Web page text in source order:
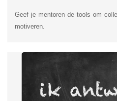
Geef je mentoren de tools om
motiveren.